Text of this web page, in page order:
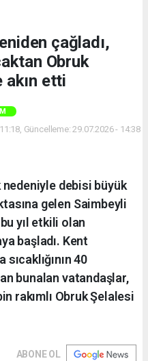
çağladı,
Obruk
akın etti
Güncelleme: 29.07.2026 - 14:38
nedeniyle debisi büyük
gelen Saimbeyli
yıl etkili olan
başladı. Kent
40
bunalan vatandaşlar,
rakımlı Obruk Şelalesi
ABONE OL